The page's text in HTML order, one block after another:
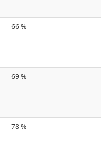
66 %
69 %
78 %